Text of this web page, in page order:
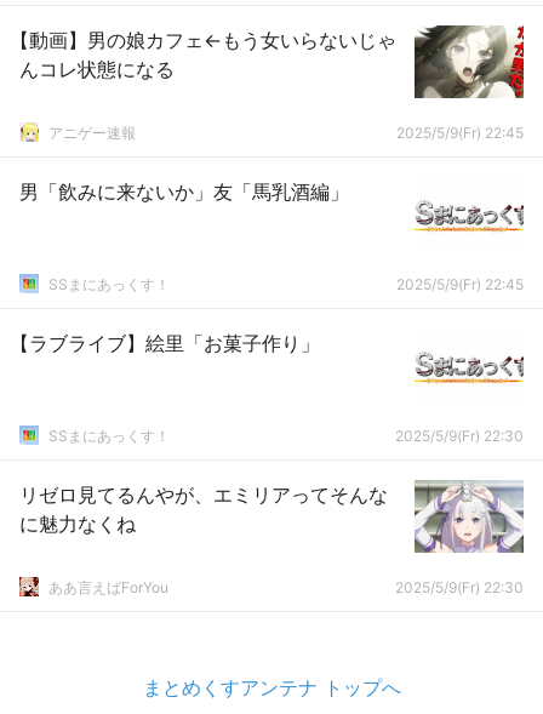
【動画】男の娘カフェ←もう女いらないじゃ
んコレ状態になる
アニゲー速報 2025/5/9(Fr) 22:45
男「飲みに来ないか」友「馬乳酒編」
SSまにあっくす！ 2025/5/9(Fr) 22:45
【ラブライブ】絵里「お菓子作り」
SSまにあっくす！ 2025/5/9(Fr) 22:30
リゼロ見てるんやが、エミリアってそんな
に魅力なくね
ああ言えばForYou 2025/5/9(Fr) 22:30
まとめくすアンテナ トップへ